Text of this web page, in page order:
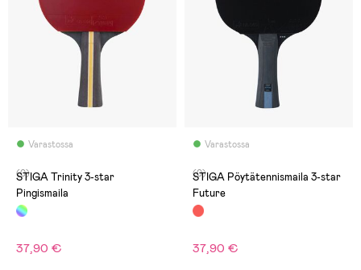
Varastossa
(0)
STIGA Trinity 3-star
Pingismaila
37,90 €
Varastossa
(0)
STIGA Pöytätennismaila 3-star
Future
37,90 €